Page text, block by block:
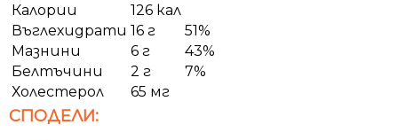
Калории
126 кал
Въглехидрати 16 г
51%
Мазнини
6 г
43%
Белтъчини
2 г
7%
Холестерол
65 мг
СПОДЕЛИ: